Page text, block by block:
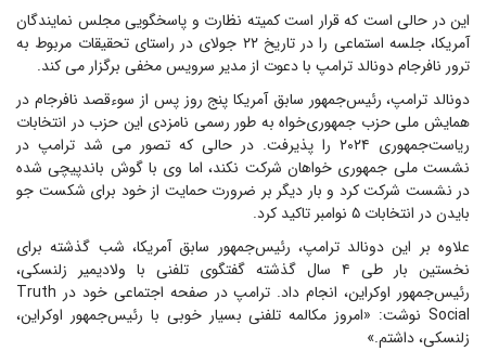
این در حالی است که قرار است کمیته نظارت و پاسخگویی مجلس نمایندگان
آمریکا، جلسه استماعی را در تاریخ ۲۲ جولای در راستای تحقیقات مربوط به
ترور نافرجام دونالد ترامپ با دعوت از مدیر سرویس مخفی برگزار می کند.
دونالد ترامپ، رئیس‌جمهور سابق آمریکا پنج روز پس از سوءقصد نافرجام در
همایش ملی حزب جمهوری‌خواه به طور رسمی نامزدی این حزب در انتخابات
ریاست‌جمهوری ۲۰۲۴ را پذیرفت. در حالی که تصور می شد ترامپ در
نشست ملی جمهوری خواهان شرکت نکند، اما وی با گوش باندپیچی شده
در نشست شرکت کرد و بار دیگر بر ضرورت حمایت از خود برای شکست جو
بایدن در انتخابات ۵ نوامبر تاکید کرد.
علاوه بر این دونالد ترامپ، رئیس‌جمهور سابق آمریکا، شب گذشته برای
نخستین بار طی ۴ سال گذشته گفتگوی تلفنی با ولادیمیر زلنسکی،
رئیس‌جمهور اوکراین، انجام داد. ترامپ در صفحه اجتماعی خود در Truth
Social نوشت: «امروز مکالمه تلفنی بسیار خوبی با رئیس‌جمهور اوکراین،
زلنسکی، داشتم.»